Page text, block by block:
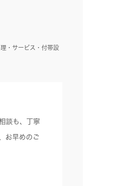
理・サービス・付帯設
談も、丁寧
お早めのご